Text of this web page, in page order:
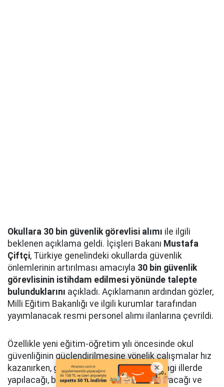
Okullara 30 bin güvenlik görevlisi alımı ile ilgili
beklenen açıklama geldi. İçişleri Bakanı Mustafa
Çiftçi, Türkiye genelindeki okullarda güvenlik
önlemlerinin artırılması amacıyla 30 bin güvenlik
görevlisinin istihdam edilmesi yönünde talepte
bulunduklarını açıkladı. Açıklamanın ardından gözler,
Milli Eğitim Bakanlığı ve ilgili kurumlar tarafından
yayımlanacak resmi personel alımı ilanlarına çevrildi.
Özellikle yeni eğitim-öğretim yılı öncesinde okul
güvenliğinin güçlendirilmesine yönelik çalışmalar hız
kazanırken, güvenlik görevlisi alımının hangi illerde
yapılacağı, başvuruların ne zaman başlayacağı ve